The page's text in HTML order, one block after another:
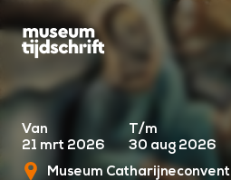
S
k
t
Van
21 mrt 2026
T/m
30 aug 2026
Museum Catharijneconvent